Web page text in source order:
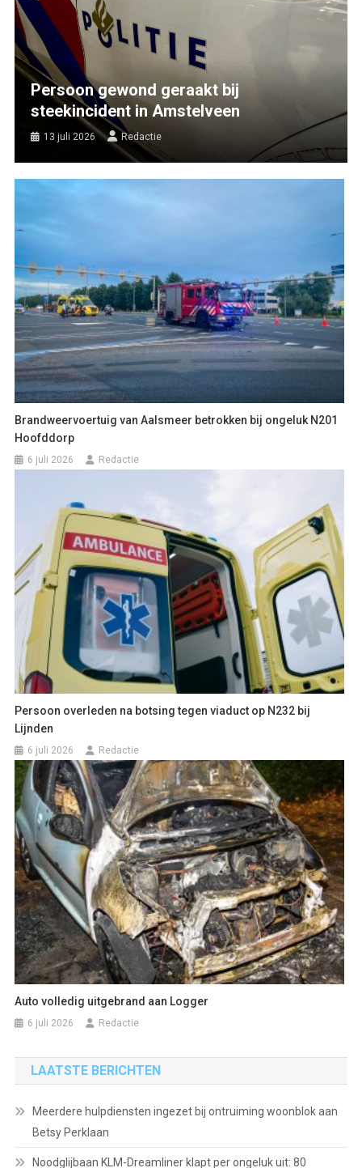
Persoon gewond geraakt bij
steekincident in Amstelveen
13 juli 2026 Redactie
Brandweervoertuig van Aalsmeer betrokken bij ongeluk N201
Hoofddorp
6 juli 2026 Redactie
Persoon overleden na botsing tegen viaduct op N232 bij
Lijnden
6 juli 2026 Redactie
Auto volledig uitgebrand aan Logger
6 juli 2026 Redactie
LAATSTE BERICHTEN
Meerdere hulpdiensten ingezet bij ontruiming woonblok aan
Betsy Perklaan
Noodglijbaan KLM-Dreamliner klapt per ongeluk uit: 80